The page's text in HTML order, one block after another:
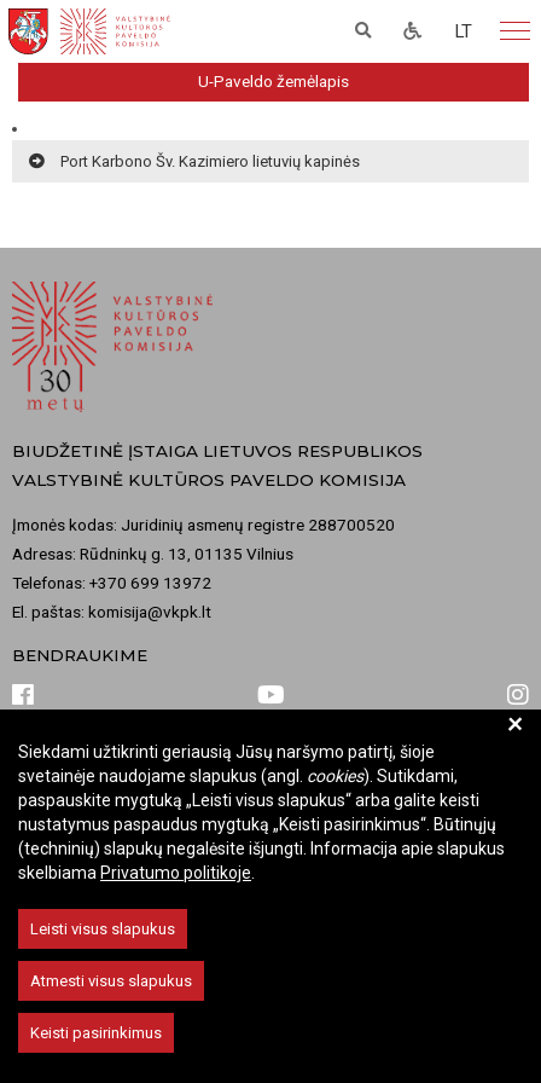
LT
U-Paveldo žemėlapis
Port Karbono Šv. Kazimiero lietuvių kapinės
BIUDŽETINĖ ĮSTAIGA LIETUVOS RESPUBLIKOS
VALSTYBINĖ KULTŪROS PAVELDO KOMISIJA
Įmonės kodas: Juridinių asmenų registre 288700520
Adresas: Rūdninkų g. 13, 01135 Vilnius
Telefonas: +370 699 13972
El. paštas: komisija@vkpk.lt
BENDRAUKIME
© 2026 Valstybinė kultūros paveldo komisija. Visos teisės saugomos.
Keisti slapukų nustatymus
+
Siekdami užtikrinti geriausią Jūsų naršymo patirtį, šioje
svetainėje naudojame slapukus (angl. cookies). Sutikdami,
paspauskite mygtuką „Leisti visus slapukus“ arba galite keisti
nustatymus paspaudus mygtuką „Keisti pasirinkimus“. Būtinųjų
(techninių) slapukų negalėsite išjungti. Informacija apie slapukus
skelbiama Privatumo politikoje
Leisti visus slapukus
Atmesti visus slapukus
Keisti pasirinkimus